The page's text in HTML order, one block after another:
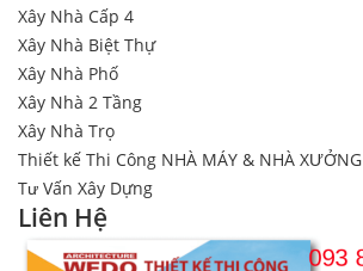
Xây Nhà Cấp 4
Xây Nhà Biệt Thự
Xây Nhà Phố
Xây Nhà 2 Tầng
Xây Nhà Trọ
Thiết kế Thi Công NHÀ MÁY & NHÀ XƯỞNG
Tư Vấn Xây Dựng
Liên Hệ